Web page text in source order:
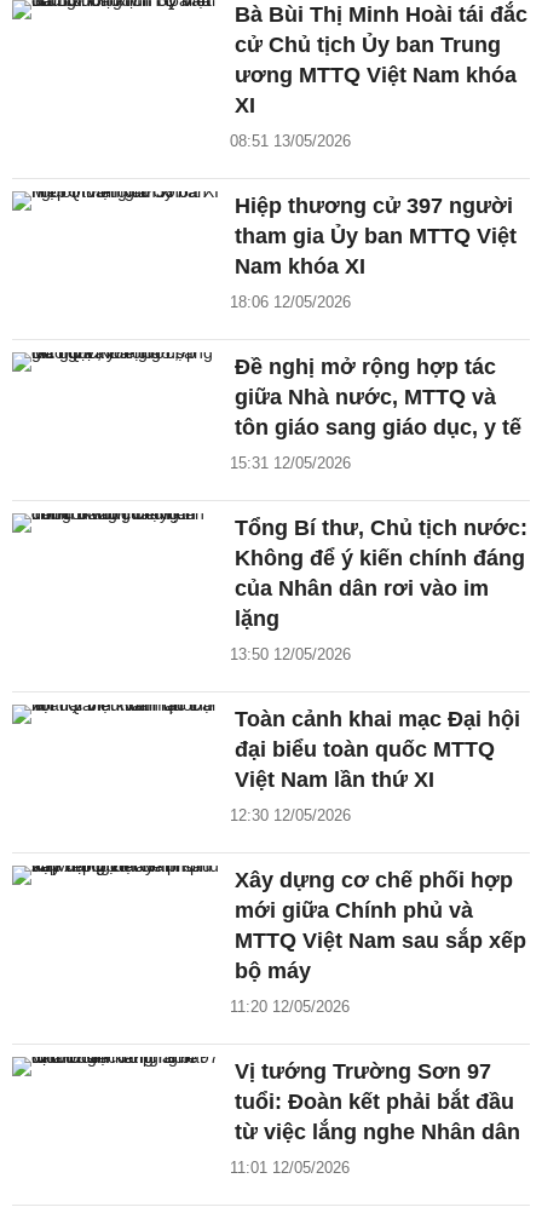
Bà Bùi Thị Minh Hoài tái đắc
cử Chủ tịch Ủy ban Trung
ương MTTQ Việt Nam khóa
XI
08:51 13/05/2026
Hiệp thương cử 397 người
tham gia Ủy ban MTTQ Việt
Nam khóa XI
18:06 12/05/2026
Đề nghị mở rộng hợp tác
giữa Nhà nước, MTTQ và
tôn giáo sang giáo dục, y tế
15:31 12/05/2026
Tổng Bí thư, Chủ tịch nước:
Không để ý kiến chính đáng
của Nhân dân rơi vào im
lặng
13:50 12/05/2026
Toàn cảnh khai mạc Đại hội
đại biểu toàn quốc MTTQ
Việt Nam lần thứ XI
12:30 12/05/2026
Xây dựng cơ chế phối hợp
mới giữa Chính phủ và
MTTQ Việt Nam sau sắp xếp
bộ máy
11:20 12/05/2026
Vị tướng Trường Sơn 97
tuổi: Đoàn kết phải bắt đầu
từ việc lắng nghe Nhân dân
11:01 12/05/2026